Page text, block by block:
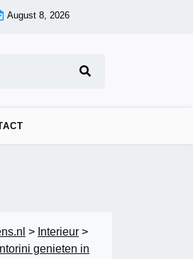
|Fotobehang voor de woonkamer:
August 8, 2026
> Interieur >
genieten in